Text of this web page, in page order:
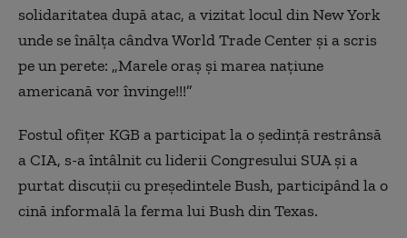
solidaritatea după atac, a vizitat locul din New York
unde se înălţa cândva World Trade Center şi a scris
pe un perete: „Marele oraş şi marea naţiune
americană vor învinge!!!”
Fostul ofiţer KGB a participat la o şedinţă restrânsă
a CIA, s-a întâlnit cu liderii Congresului SUA şi a
purtat discuţii cu preşedintele Bush, participând la o
cină informală la ferma lui Bush din Texas.